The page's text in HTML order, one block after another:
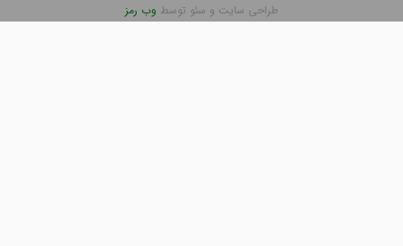
طراحی سایت و سئو توسط وب رمز